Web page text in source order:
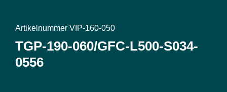
Artikelnummer VIP-160-050
TGP-190-060/GFC-L500-S034-
0556